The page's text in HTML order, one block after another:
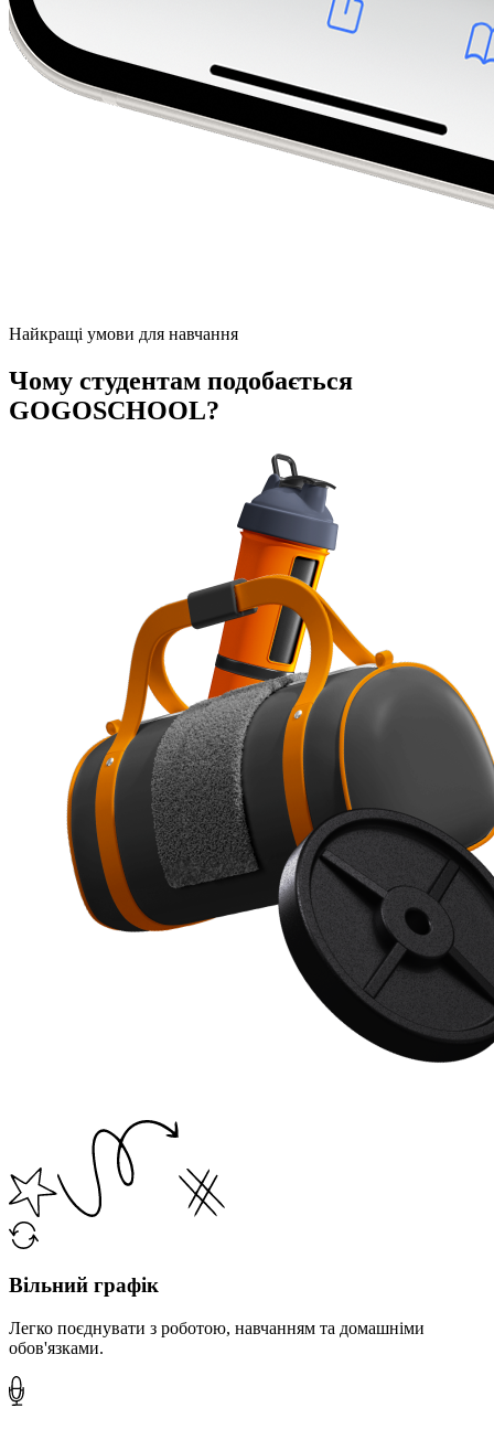
Найкращі умови для навчання
Чому студентам подобається
GOGOSCHOOL?
Вільний графік
Легко поєднувати з роботою, навчанням та домашніми
обов'язками.